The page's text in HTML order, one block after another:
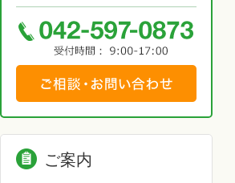
ご案内